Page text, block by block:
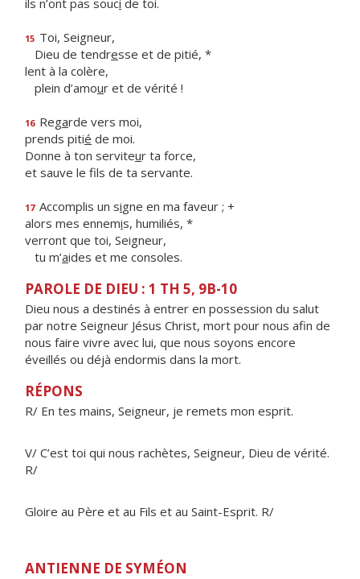
ils n’ont pas souci de toi.
15 Toi, Seigneur,
Dieu de tendresse et de pitié, *
lent à la colère,
plein d’amour et de vérité !
16 Regarde vers moi,
prends pitié de moi.
Donne à ton serviteur ta force,
et sauve le fls de ta servante.
17 Accomplis un signe en ma faveur ; +
alors mes ennemis, humiliés, *
verront que toi, Seigneur,
tu m’aides et me consoles.
PAROLE DE DIEU : 1 TH 5, 9B-10
Dieu nous a destinés à entrer en possession du salut
par notre Seigneur Jésus Christ, mort pour nous afin de
nous faire vivre avec lui, que nous soyons encore
éveillés ou déjà endormis dans la mort.
RÉPONS
R/ En tes mains, Seigneur, je remets mon esprit.
V/ C’est toi qui nous rachètes, Seigneur, Dieu de vérité.
R/
Gloire au Père et au Fils et au Saint-Esprit. R/
ANTIENNE DE SYMÉON